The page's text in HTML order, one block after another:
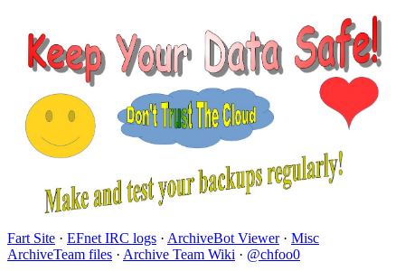
Fart Site · EFnet IRC logs · ArchiveBot Viewer· Misc
ArchiveTeam files · Archive Team Wiki · @chfoo0